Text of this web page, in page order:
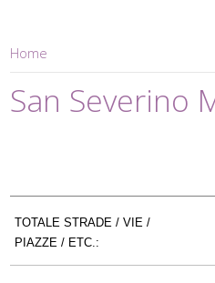
Home
San Severino
TOTALE STRADE / VIE /
PIAZZE / ETC.: